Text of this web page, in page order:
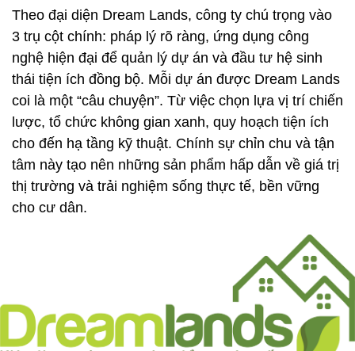
Theo đại diện Dream Lands, công ty chú trọng vào
3 trụ cột chính: pháp lý rõ ràng, ứng dụng công
nghệ hiện đại để quản lý dự án và đầu tư hệ sinh
thái tiện ích đồng bộ. Mỗi dự án được Dream Lands
coi là một “câu chuyện”. Từ việc chọn lựa vị trí chiến
lược, tổ chức không gian xanh, quy hoạch tiện ích
cho đến hạ tầng kỹ thuật. Chính sự chỉn chu và tận
tâm này tạo nên những sản phẩm hấp dẫn về giá trị
thị trường và trải nghiệm sống thực tế, bền vững
cho cư dân.